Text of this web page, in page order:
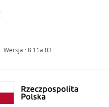
otwiera się w nowym oknie
Wersja : 8.11a.03